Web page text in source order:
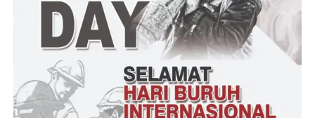
yang melintas akan tetapi juga berlubang, sehingga dapat
mencelakakan pengendara dan ini juga sudah menjadi semboyan
Korem 133/Nani Wartabone, ada lima semboyan yaitu : Seyum,
Salam,Sapa,Hadir dan Bantu,” imbuhnya.
“Kegitan penambalan jalan raya berlubang ini secara bertahap di
wilayah Kodim 1304/Gorontalo dengan tujuanya membantu